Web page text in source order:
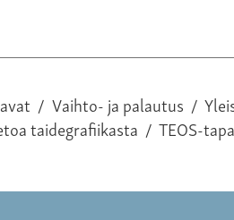
/ Vaihto- ja palautus /
taidegrafiikasta / TEOS-